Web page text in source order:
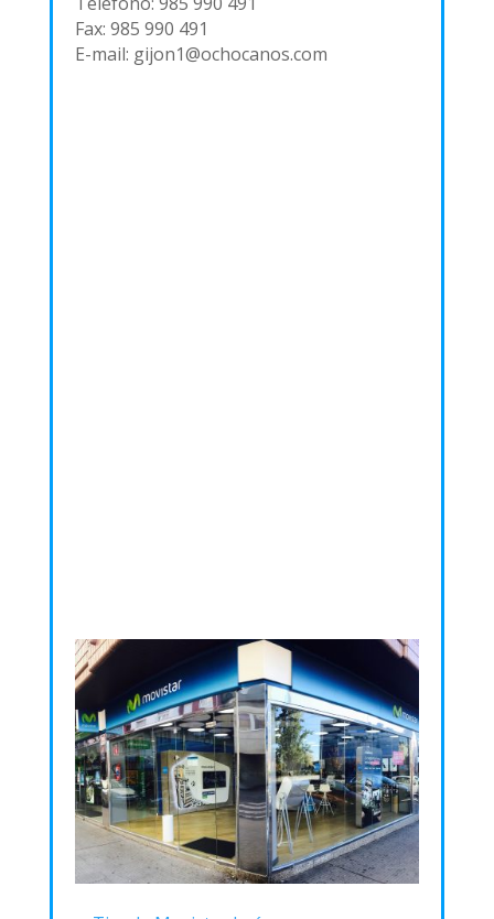
Fax: 985 990 491
E-mail: gijon1@ochocanos.com